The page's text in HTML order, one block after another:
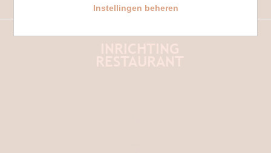
Instellingen beheren